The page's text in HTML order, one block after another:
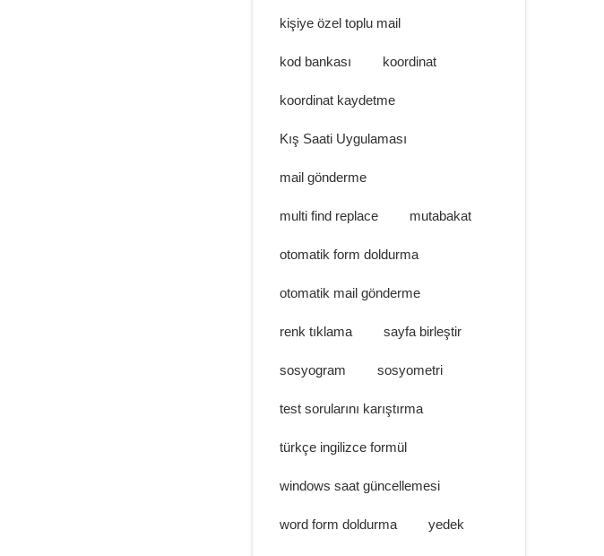
kişiye özel toplu mail
kod bankası koordinat
koordinat kaydetme
Kış Saati Uygulaması
mail gönderme
multi find replace mutabakat
otomatik form doldurma
otomatik mail gönderme
renk tıklama sayfa birleştir
sosyogram sosyometri
test sorularını karıştırma
türkçe ingilizce formül
windows saat güncellemesi
word form doldurma yedek